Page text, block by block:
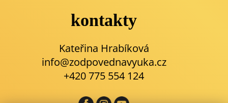
kontakty
Kateřina Hrabíková
info@zodpovednavyuka.cz
+420 775 554 124